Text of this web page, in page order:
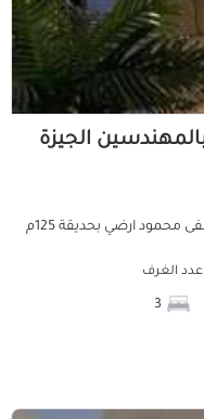
شقه للبيع بالمهندسين خلف مسجد مصطفى محمود ارضي بحديقة 125م
عدد الغرف